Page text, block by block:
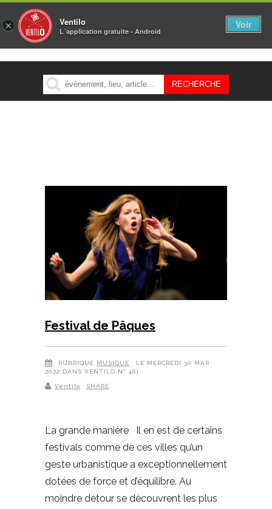
MENU
Festival de Pâques
RUBRIQUE MUSIQUE
, LE MERCREDI 30 MAR
2022 DANS VENTILO N° 461
Ventilo SHARE
La grande manière Il en est de certains
festivals comme de ces villes qu’un
geste urbanistique a exceptionnellement
dotées de force et d’équilibre. Au
moindre détour se découvrent les plus
× Ventilo
L´application gratuite - Android
Voir